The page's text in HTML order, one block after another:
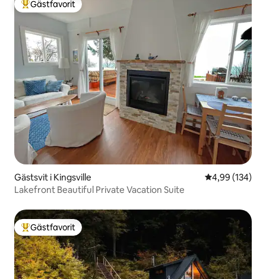
Populär gästfavorit
Gästfavorit
Gästsvit i Kingsville 4,99 av 5 i
4,99 (134)
Lakefront Beautiful Private Vacation Suite
Populär gästfavorit
Gästfavorit